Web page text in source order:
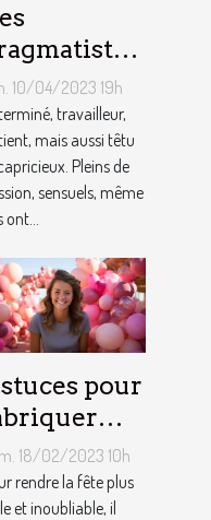
patients :
les gens
Taureau ?
10/04/2023 19h
travailleur,
mais aussi têtu
Pleins de
sensuels, même
pour
arche de
18/02/2023 10h
rendre la fête plus
et inoubliable, il